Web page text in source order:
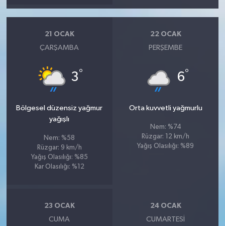
21 OCAK
ÇARŞAMBA
3°
Bölgesel düzensiz yağmur
yağışlı
Nem: %58
Rüzgar: 9 km/h
Yağış Olasılığı: %85
Kar Olasılığı: %12
22 OCAK
PERŞEMBE
6°
Orta kuvvetli yağmurlu
Nem: %74
Rüzgar: 12 km/h
Yağış Olasılığı: %89
23 OCAK
CUMA
24 OCAK
CUMARTESI